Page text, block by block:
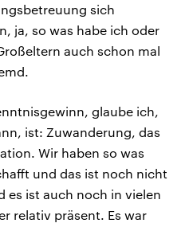
sich
ja, so was habe ich oder
auch schon mal
glaube ich,
ist: Zuwanderung, das
Wir haben so was
und das ist noch nicht
es ist auch noch in vielen
relativ präsent. Es war